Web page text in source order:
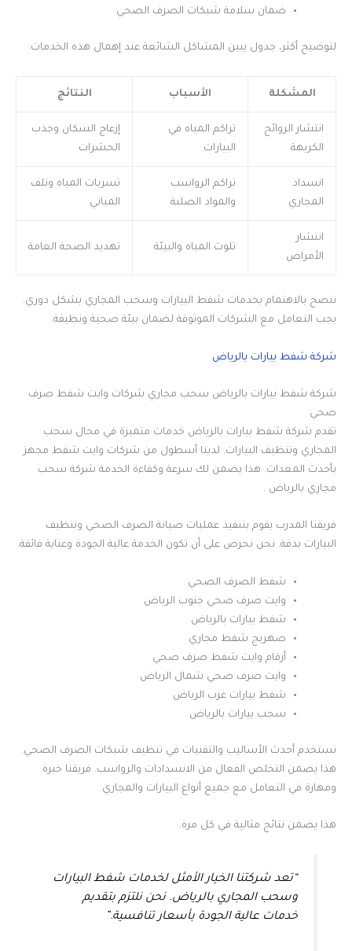
ضمان سلامة شبكات الصرف الصحي
لتوضيح أكثر، جدول يبين المشاكل الشائعة عند إهمال هذه الخدمات:
المشكلة الأسباب النتائج
انتشار الروائح
الكريهة
تراكم المياه في
البيارات
إزعاج السكان وجذب
الحشرات
انسداد
المجاري
تراكم الرواسب
والمواد الصلبة
تسربات المياه وتلف
المباني
انتشار
الأمراض
تلوث المياه والبيئة تهديد الصحة العامة
ننصح بالاهتمام بخدمات شفط البيارات وسحب المجاري بشكل دوري.
يجب التعامل مع الشركات الموثوقة لضمان بيئة صحية ونظيفة.
شركة شفط بيارات بالرياض
شركة شفط بيارات بالرياض سحب مجاري شركات وايت شفط صرف
صحي
تقدم شركة شفط بيارات بالرياض خدمات متميزة في مجال سحب
المجاري وتنظيف البيارات. لدينا أسطول من شركات وايت شفط مجهز
بأحدث المعدات. هذا يضمن لك سرعة وكفاءة الخدمة شركة سحب
مجاري بالرياض .
فريقنا المدرب يقوم بتنفيذ عمليات صيانة الصرف الصحي وتنظيف
البيارات بدقة. نحن نحرص على أن تكون الخدمة عالية الجودة وعناية فائقة.
شفط الصرف الصحي
وايت صرف صحي جنوب الرياض
شفط بيارات بالرياض
صهريج شفط مجاري
أرقام وايت شفط صرف صحي
وايت صرف صحي شمال الرياض
شفط بيارات غرب الرياض
سحب بيارات بالرياض
نستخدم أحدث الأساليب والتقنيات في تنظيف شبكات الصرف الصحي.
هذا يضمن التخلص الفعال من الانسدادات والرواسب. فريقنا خبرة
ومهارة في التعامل مع جميع أنواع البيارات والمجاري.
هذا يضمن نتائج مثالية في كل مرة.
“تعد شركتنا الخيار الأمثل لخدمات شفط البيارات
وسحب المجاري بالرياض. نحن نلتزم بتقديم
خدمات عالية الجودة بأسعار تنافسية.”